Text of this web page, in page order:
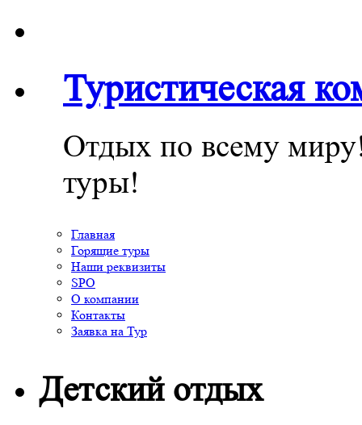
Туристическая
Отдых по всему
туры!
Главная
Горящие туры
Наши реквизиты
SPO
О компании
Контакты
Заявка на Тур
Детский отдых